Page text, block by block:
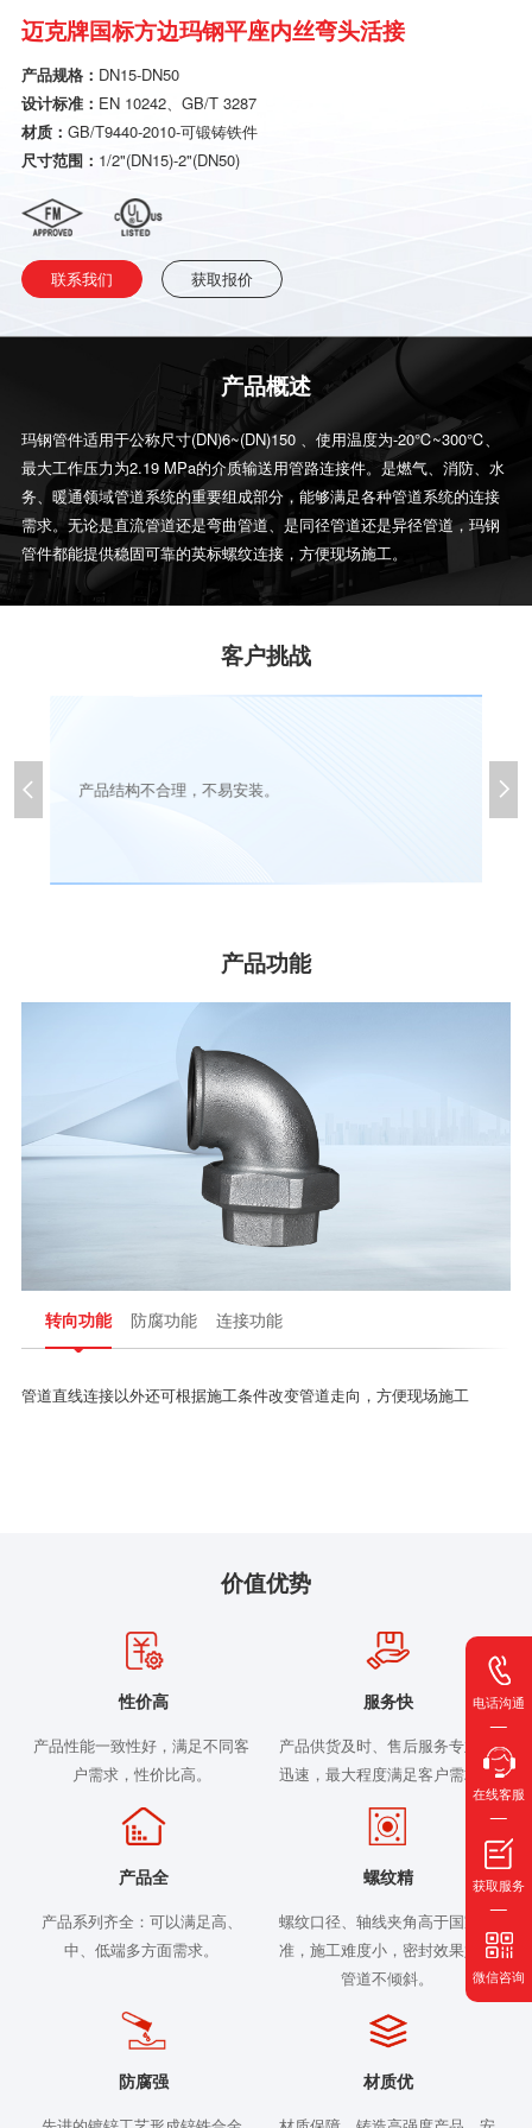
迈克牌国标方边玛钢平座内丝弯头活接
产品规格： DN15-DN50
设计标准： EN 10242、GB/T 3287
材质： GB/T9440-2010-可锻铸铁件
尺寸范围： 1/2"(DN15)-2"(DN50)
联系我们 获取报价
产品概述
玛钢管件适用于公称尺寸(DN)6~(DN)150 、使用温度为-20℃~300℃、
最大工作压力为2.19 MPa的介质输送用管路连接件。是燃气、消防、水
务、暖通领域管道系统的重要组成部分，能够满足各种管道系统的连接
需求。无论是直流管道还是弯曲管道、是同径管道还是异径管道，玛钢
管件都能提供稳固可靠的英标螺纹连接，方便现场施工。
客户挑战
产品结构不合理，不易安装。 

产品功能
转向功能 防腐功能 连接功能
管道直线连接以外还可根据施工条件改变管道走向，方便现场施工
价值优势
性价高
产品性能一致性好，满足不同客
户需求，性价比高。
服务快
产品供货及时、售后服务专业、
迅速，最大程度满足客户需求。
产品全
产品系列齐全：可以满足高、
中、低端多方面需求。
螺纹精
螺纹口径、轴线夹角高于国家标
准，施工难度小，密封效果好，
管道不倾斜。
防腐强 材质优
电话沟通
在线客服
获取服务
微信咨询